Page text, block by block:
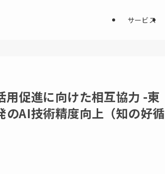
サービス
促進に向けた相互協力 -東
のAI技術精度向上（知の好循